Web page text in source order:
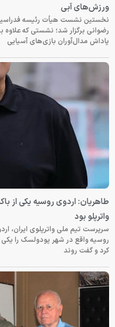
ورزش‌های آبی
نخستین نشست هیأت رئیسه
رضوانی برگزار شد؛ نشستی که علاوه
پاداش مدال‌آوران بازی‌های آسیایی
طاهریان: اردوی روسیه یکی از
واترپلو بود
سرپرست تیم ملی واترپلوی ایران،
روسیه واقع در شهر پودولسک را
کرد و گفت روند